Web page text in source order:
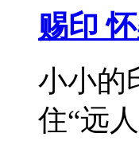
赐印
小小的
住“远